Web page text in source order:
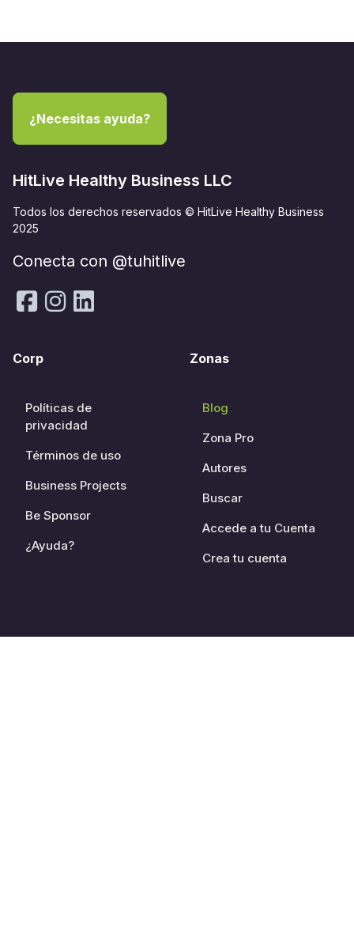
¿Necesitas ayuda?
HitLive Healthy Business LLC
Todos los derechos reservados © HitLive Healthy Business
2025
Conecta con @tuhitlive
Corp
Políticas de
privacidad
Términos de uso
Business Projects
Be Sponsor
¿Ayuda?
Zonas
Blog
Zona Pro
Autores
Buscar
Accede a tu Cuenta
Crea tu cuenta